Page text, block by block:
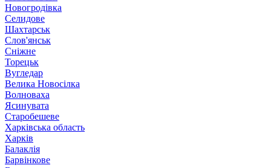
Новогродівка
Селидове
Шахтарськ
Слов'янськ
Сніжне
Торецьк
Вугледар
Велика Новосілка
Волноваха
Ясинувата
Старобешеве
Харківська область
Харків
Балаклія
Барвінкове